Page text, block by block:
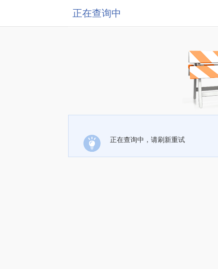
正在查询中
正在查询中，请刷新重试